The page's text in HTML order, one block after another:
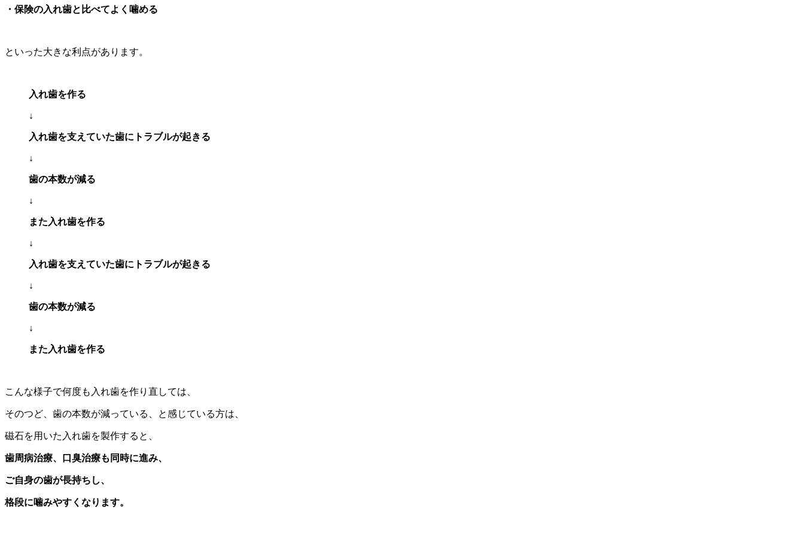
・保険の入れ歯と比べてよく噛める
といった大きな利点があります。
入れ歯を作る
↓
入れ歯を支えていた歯にトラブルが起きる
↓
歯の本数が減る
↓
また入れ歯を作る
↓
入れ歯を支えていた歯にトラブルが起きる
↓
歯の本数が減る
↓
また入れ歯を作る
こんな様子で何度も入れ歯を作り直しては、
そのつど、歯の本数が減っている、と感じている方は、
磁石を用いた入れ歯を製作すると、
歯周病治療、口臭治療も同時に進み、
ご自身の歯が長持ちし、
格段に噛みやすくなります。